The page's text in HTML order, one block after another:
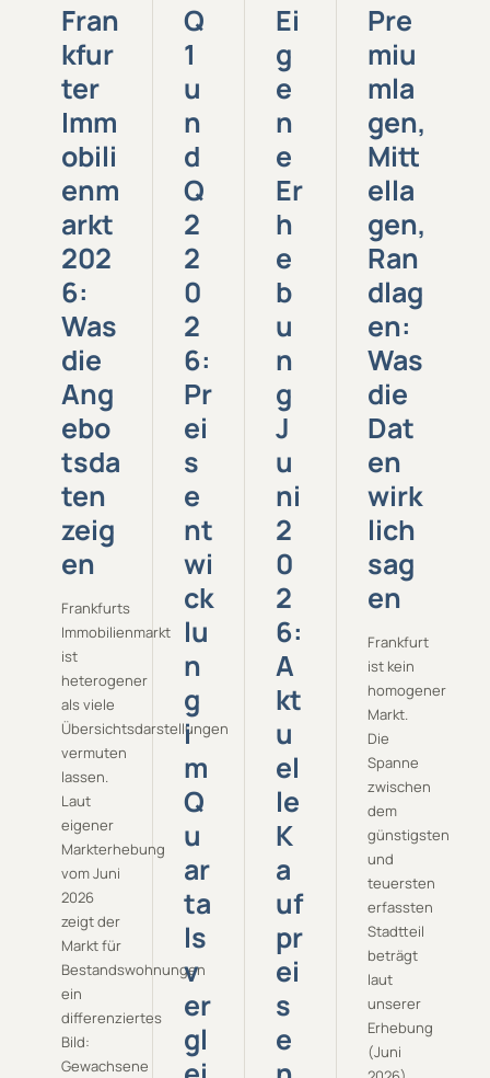
Fran
kfur
ter
Imm
obili
enm
arkt
202
6:
Was
die
Ang
ebo
tsda
ten
zeig
en
Frankfurts
Immobilienmarkt
ist
heterogener
als viele
Übersichtsdarstellungen
vermuten
lassen.
Laut
eigener
Markterhebung
vom Juni
2026
zeigt der
Markt für
Bestandswohnungen
ein
differenziertes
Bild:
Gewachsene
Q
1
u
n
d
Q
2
2
0
2
6:
Pr
ei
s
e
nt
wi
ck
lu
n
g
i
m
Q
u
ar
ta
ls
v
er
gl
Ei
g
e
n
e
Er
h
e
b
u
n
g
J
u
ni
2
0
2
6:
A
kt
u
el
le
K
a
uf
pr
ei
s
e
Pre
miu
mla
gen,
Mitt
ella
gen,
Ran
dlag
en:
Was
die
Dat
en
wirk
lich
sag
en
Frankfurt
ist kein
homogener
Markt.
Die
Spanne
zwischen
dem
günstigsten
und
teuersten
erfassten
Stadtteil
beträgt
laut
unserer
Erhebung
(Juni